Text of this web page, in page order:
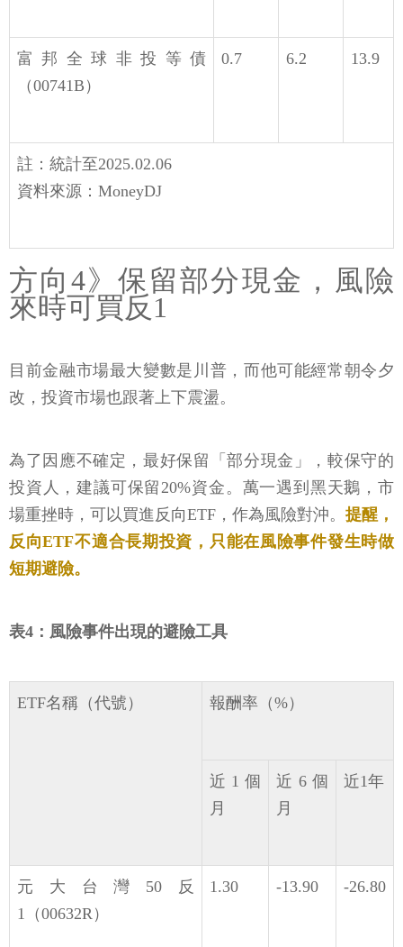
富邦全球非投等債
（00741B）
0.7 6.2 13.9
註：統計至2025.02.06
資料來源：MoneyDJ
方向4》保留部分現金，風險
來時可買反1
目前金融市場最大變數是川普，而他可能經常朝令夕
改，投資市場也跟著上下震盪。
為了因應不確定，最好保留「部分現金」，較保守的
投資人，建議可保留20%資金。萬一遇到黑天鵝，市
場重挫時，可以買進反向ETF，作為風險對沖。 提醒，
反向ETF不適合長期投資，只能在風險事件發生時做
短期避險。
表4：風險事件出現的避險工具
ETF名稱（代號） 報酬率（%）
近1個
月
近6個
月
近1年
元大台灣50反
1（00632R）
1.30 -13.90 -26.80